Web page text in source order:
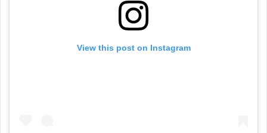
View this post on Instagram